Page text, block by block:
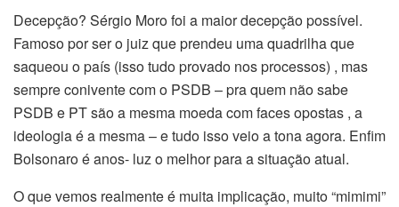
Decepção? Sérgio Moro foi a maior decepção possível.
Famoso por ser o juiz que prendeu uma quadrilha que
saqueou o país (isso tudo provado nos processos) , mas
sempre conivente com o PSDB – pra quem não sabe
PSDB e PT são a mesma moeda com faces opostas , a
ideologia é a mesma – e tudo isso veio a tona agora. Enfim
Bolsonaro é anos- luz o melhor para a situação atual.
O que vemos realmente é muita implicação, muito “mimimi”